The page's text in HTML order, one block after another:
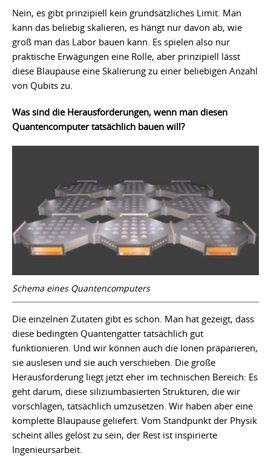
Nein, es gibt prinzipiell kein grundsätzliches Limit. Man
kann das beliebig skalieren, es hängt nur davon ab, wie
groß man das Labor bauen kann. Es spielen also nur
praktische Erwägungen eine Rolle, aber prinzipiell lässt
diese Blaupause eine Skalierung zu einer beliebigen Anzahl
von Qubits zu.
Was sind die Herausforderungen, wenn man diesen
Quantencomputer tatsächlich bauen will?
Schema eines Quantencomputers
Die einzelnen Zutaten gibt es schon. Man hat gezeigt, dass
diese bedingten Quantengatter tatsächlich gut
funktionieren. Und wir können auch die Ionen präparieren,
sie auslesen und sie auch verschieben. Die große
Herausforderung liegt jetzt eher im technischen Bereich: Es
geht darum, diese siliziumbasierten Strukturen, die wir
vorschlagen, tatsächlich umzusetzen. Wir haben aber eine
komplette Blaupause geliefert. Vom Standpunkt der Physik
scheint alles gelöst zu sein, der Rest ist inspirierte
Ingenieursarbeit.